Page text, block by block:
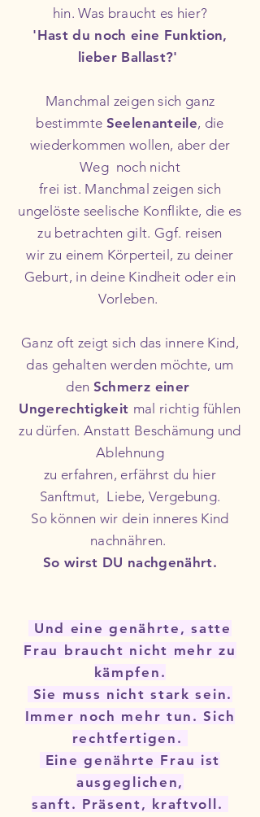
hin. Was braucht es hier?
'Hast du noch eine Funktion,
lieber Ballast?'
Manchmal zeigen sich ganz
bestimmte Seelenanteile, die
wiederkommen wollen, aber der
Weg noch nicht
frei ist. Manchmal zeigen sich
ungelöste seelische Konflikte, die es
zu betrachten gilt. Ggf. reisen
wir zu einem Körperteil, zu deiner
Geburt, in deine Kindheit oder ein
Vorleben.
Ganz oft zeigt sich das innere Kind,
das gehalten werden möchte, um
den Schmerz einer
Ungerechtigkeit mal richtig fühlen
zu dürfen. Anstatt Beschämung und
Ablehnung
zu erfahren, erfährst du hier
Sanftmut, Liebe, Vergebung.
So können wir dein inneres Kind
nachnähren.
So wirst DU nachgenährt.
Und eine genährte, satte
Frau braucht nicht mehr zu
kämpfen.
Sie muss nicht stark sein.
Immer noch mehr tun. Sich
rechtfertigen.
Eine genährte Frau ist
ausgeglichen,
sanft. Präsent, kraftvoll.